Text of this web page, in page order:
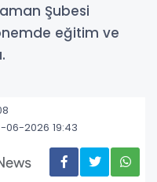
Şubesi
eğitim ve
06-2026 19:43